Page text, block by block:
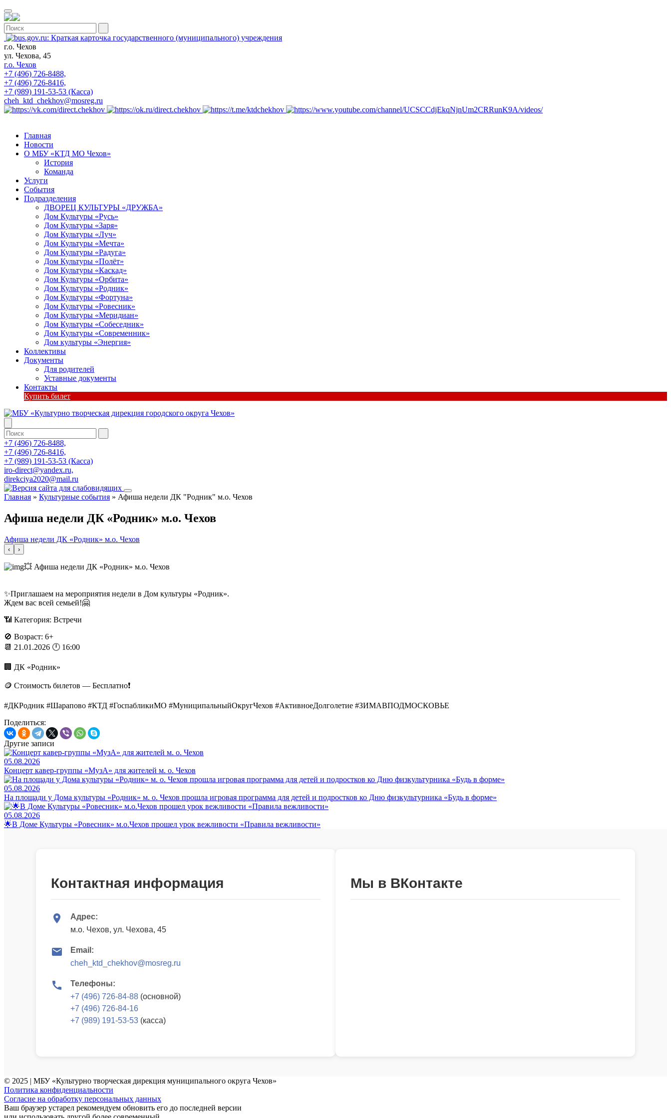
г.о. Чехов
ул. Чехова, 45
г.о. Чехов
+7 (496) 726-8488,
+7 (496) 726-8416,
+7 (989) 191-53-53 (Касса)
cheh_ktd_chekhov@mosreg.ru
Главная
Новости
О МБУ «КТД МО Чехов»
История
Команда
Услуги
События
Подразделения
ДВОРЕЦ КУЛЬТУРЫ «ДРУЖБА»
Дом Культуры «Русь»
Дом Культуры «Заря»
Дом Культуры «Луч»
Дом Культуры «Мечта»
Дом Культуры «Радуга»
Дом Культуры «Полёт»
Дом Культуры «Каскад»
Дом Культуры «Орбита»
Дом Культуры «Родник»
Дом Культуры «Фортуна»
Дом Культуры «Ровесник»
Дом Культуры «Меридиан»
Дом Культуры «Собеседник»
Дом Культуры «Современник»
Дом культуры «Энергия»
Коллективы
Документы
Для родителей
Уставные документы
Контакты
Купить билет
+7 (496) 726-8488,
+7 (496) 726-8416,
+7 (989) 191-53-53 (Касса)
iro-direct@yandex.ru,
direkciya2020@mail.ru
Главная » Культурные события » Афиша недели ДК "Родник" м.о. Чехов
Афиша недели ДК «Родник» м.о. Чехов
Афиша недели ДК «Родник» м.о. Чехов
‹ ›
💥 Афиша недели ДК «Родник» м.о. Чехов
✨Приглашаем на мероприятия недели в Дом культуры «Родник».
Ждем вас всей семьей!🤗
📶 Категория: Встречи
🚫 Возраст: 6+
📆 21.01.2026 🕛 16:00
🏢 ДК «Родник»
🪙 Стоимость билетов — Бесплатно❗️
#ДКРодник #Шарапово #КТД #ГоспабликиМО #МуниципальныйОкругЧехов #АктивноеДолголетие #ЗИМАВПОДМОСКОВЬЕ
Поделиться:
Другие записи
05.08.2026
Концерт кавер-группы «МузА» для жителей м. о. Чехов
05.08.2026
На площади у Дома культуры «Родник» м. о. Чехов прошла игровая программа для детей и подростков ко Дню физкультурника «Будь в форме»
05.08.2026
🌟В Доме Культуры «Ровесник» м.о.Чехов прошел урок вежливости «Правила вежливости»
Контактная информация
Адрес:
м.о. Чехов, ул. Чехова, 45
Email:
cheh_ktd_chekhov@mosreg.ru
Телефоны:
+7 (496) 726-84-88 (основной)
+7 (496) 726-84-16
+7 (989) 191-53-53 (касса)
Мы в ВКонтакте
© 2025 | МБУ «Культурно творческая дирекция муниципального округа Чехов»
Политика конфиденциальности
Согласие на обработку персональных данных
Ваш браузер устарел рекомендуем обновить его до последней версии